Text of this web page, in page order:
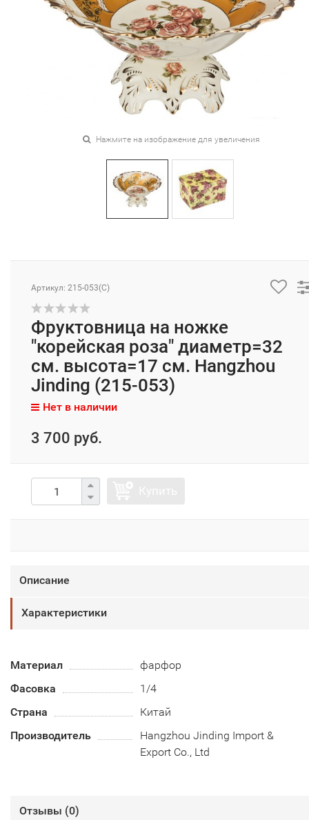
Нажмите на изображение для увеличения
Артикул: 215-053(C)
Фруктовница на ножке
"корейская роза" диаметр=32
см. высота=17 см. Hangzhou
Jinding (215-053)
Нет в наличии
3 700 руб.
Описание
Характеристики
Материал
фарфор
Фасовка
1/4
Страна
Китай
Производитель
Hangzhou Jinding Import &
Export Co., Ltd
Отзывы (0)